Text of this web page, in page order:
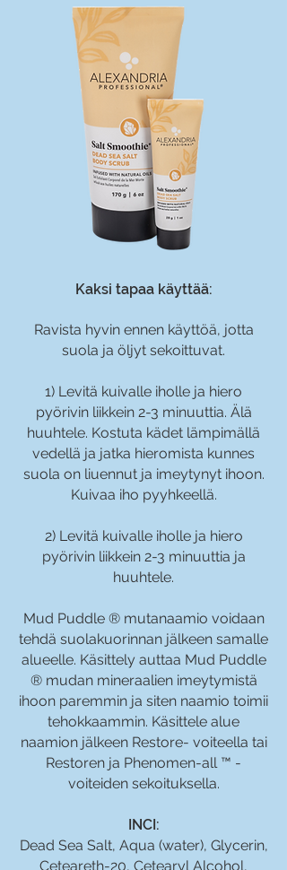
Kaksi tapaa käyttää:
Ravista hyvin ennen käyttöä, jotta
suola ja öljyt sekoittuvat.
1) Levitä kuivalle iholle ja hiero
pyörivin liikkein 2-3 minuuttia. Älä
huuhtele. Kostuta kädet lämpimällä
vedellä ja jatka hieromista kunnes
suola on liuennut ja imeytynyt ihoon.
Kuivaa iho pyyhkeellä.
2) Levitä kuivalle iholle ja hiero
pyörivin liikkein 2-3 minuuttia ja
huuhtele.
Mud Puddle ® mutanaamio voidaan
tehdä suolakuorinnan jälkeen samalle
alueelle. Käsittely auttaa Mud Puddle
® mudan mineraalien imeytymistä
ihoon paremmin ja siten naamio toimii
tehokkaammin. Käsittele alue
naamion jälkeen Restore- voiteella tai
Restoren ja Phenomen-all ™ -
voiteiden sekoituksella.
INCI:
Dead Sea Salt, Aqua (water), Glycerin,
Ceteareth-20, Cetearyl Alcohol,